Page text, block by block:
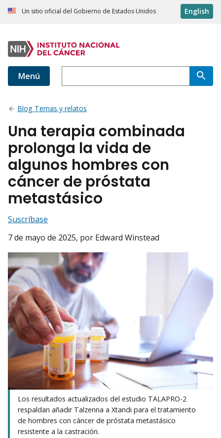
Un sitio oficial del Gobierno de Estados Unidos English
Menú
Blog Temas y relatos
Una terapia combinada
prolonga la vida de
algunos hombres con
cáncer de próstata
metastásico
Suscríbase
7 de mayo de 2025, por Edward Winstead
Los resultados actualizados del estudio TALAPRO-2
respaldan añadir Talzenna a Xtandi para el tratamiento
de hombres con cáncer de próstata metastásico
resistente a la castración.